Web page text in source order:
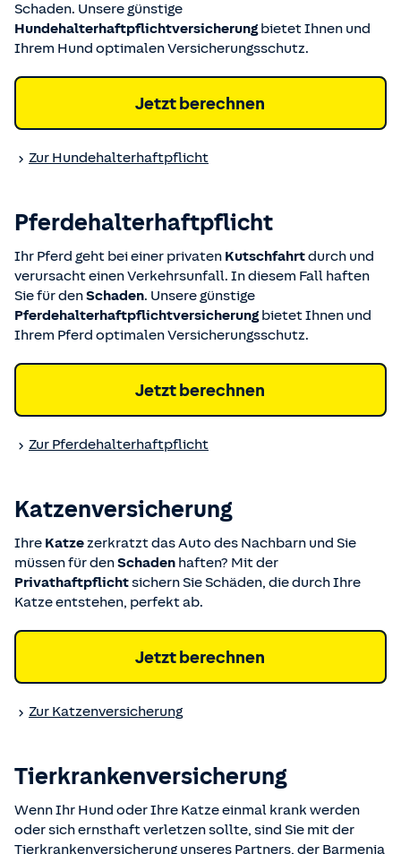
Schaden. Unsere günstige
Hundehalterhaftpflichtversicherungbietet Ihnen und
Ihrem Hund optimalen Versicherungsschutz.
Jetzt berechnen
Zur Hundehalter­haftpflicht
Pferdehalter­haftpflicht
Ihr Pferd geht bei einer privaten Kutschfahrtdurch und
verursacht einen Verkehrsunfall. In diesem Fall haften
Sie für denSchaden. Unsere günstige
Pferdehalterhaftpflichtversicherungbietet Ihnen und
Ihrem Pferd optimalen Versicherungsschutz.
Jetzt berechnen
Zur Pferdehalter­haftpflicht
Katzen­versicherung
Ihre Katzezerkratzt das Auto des Nachbarn und Sie
müssen für denSchaden haften? Mit der
Privathaftpflichtsichern Sie Schäden, die durch Ihre
Katze entstehen, perfekt ab.
Jetzt berechnen
Zur Katzen­versicherung
Tierkranken­versicherung
Wenn Ihr Hund oder Ihre Katze einmal krank werden
oder sich ernsthaft verletzen sollte, sind Sie mit der
Tierkrankenversicherung unseres Partners, der Barmenia